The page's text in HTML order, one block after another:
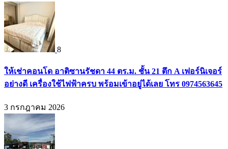
8
ให้เช่าคอนโด อาติซานรัชดา 44 ตร.ม. ชั้น 21 ตึก A เฟอร์นิเจอร์
อย่างดี เครื่องใช้ไฟฟ้าครบ พร้อมเข้าอยู่ได้เลย โทร 0974563645
3 กรกฎาคม 2026